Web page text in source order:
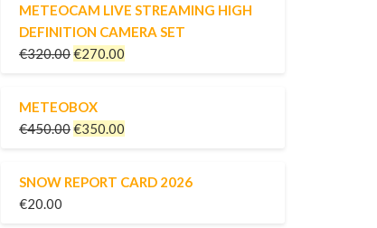
METEOCAM LIVE STREAMING HIGH
DEFINITION CAMERA SET
€320.00€270.00
METEOBOX
€450.00€350.00
SNOW REPORT CARD 2026
€20.00